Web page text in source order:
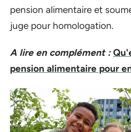
pension alimentaire et
juge pour homologation.
A lire en complément :
pension alimentaire pour